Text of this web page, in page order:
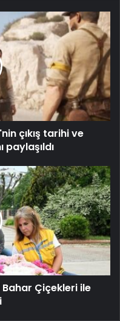
çıkış tarihi ve
paylaşıldı
Çiçekleri ile